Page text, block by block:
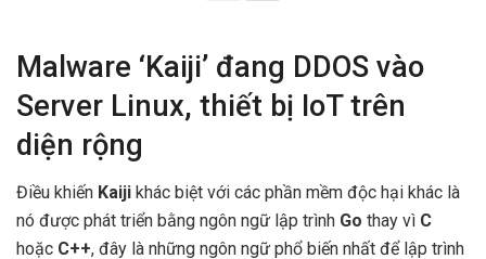
Malware ‘Kaiji’ đang DDOS vào
Server Linux, thiết bị IoT trên
diện rộng
Điều khiến Kaiji khác biệt với các phần mềm độc hại khác là
nó được phát triển bằng ngôn ngữ lập trình Go thay vì C
hoặc C++, đây là những ngôn ngữ phổ biến nhất để lập trình